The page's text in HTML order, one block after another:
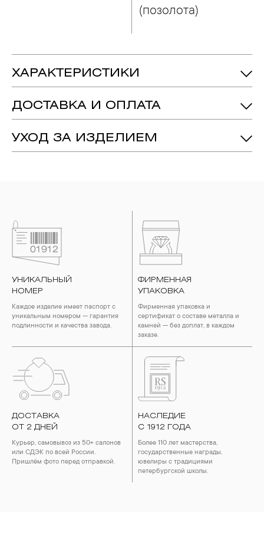
(позолота)
ХАРАКТЕРИСТИКИ
Металл: Серебро 925
Технология: Золочение (позолота)
ДОСТАВКА И ОПЛАТА
УХОД ЗА ИЗДЕЛИЕМ
активный кислород и при нанесении косметических
средств. Современные косметические средства содержат в
своем составе серу. Она окисляет серебро и вызывает
появление темного налета, а золотые украшения от
воздействия серы покрываются коричневыми
пятнами.Кроме того, жирные кремы прочно оседают на
поверхности металлов, забиваются в микроцарапины и
притягивают к себе пыль. Из-за смеси жира и пыли часто
разбалтываются и ломаются замки на ювелирных изделиях.
2. Храните ювелирные украшения в футлярах или
специальных мешочках. Так будет меньше шансов
повредить украшение или оставить на нем царапины.
3. Ни в коем случае не храните украшения в ванной комнате.
Особенно беречь от воздействия влаги, необходимо
позолоченные изделия. Также высокую влажность плохо
переносят жемчуг, бирюза, малахит и янтарь.
4. Специалисты обычно рекомендуют чистить украшения не
реже одного раза в месяц, а также регулярно протирать их
фланелевой или замшевой салфеткой.
УНИКАЛЬНЫЙ
НОМЕР
Каждое изделие имеет паспорт с
уникальным номером — гарантия
подлинности и качества завода.
ФИРМЕННАЯ
УПАКОВКА
Фирменная упаковка и
сертификат о составе металла и
камней — без доплат, в каждом
заказе.
ДОСТАВКА
ОТ 2 ДНЕЙ
Курьер, самовывоз из 50+ салонов
или СДЭК по всей России.
Пришлём фото перед отправкой.
НАСЛЕДИЕ
С 1912 ГОДА
Более 110 лет мастерства,
государственные награды,
ювелиры с традициями
петербургской школы.